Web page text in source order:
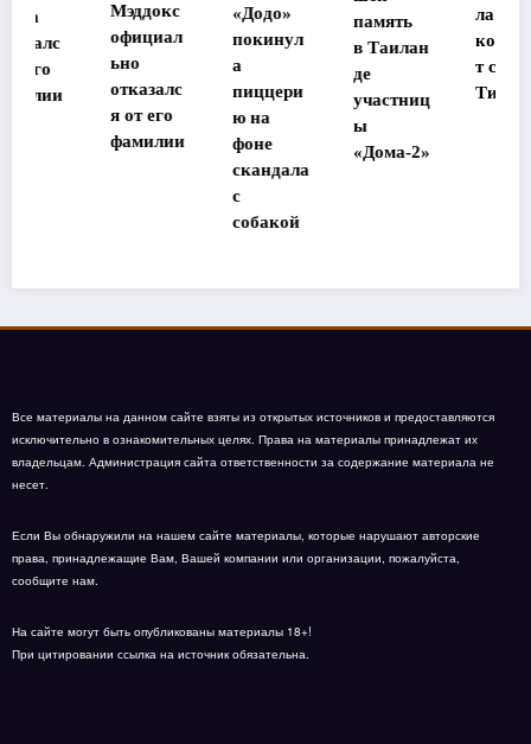
Мэддокс
официал
ьно
отказалс
фамилии
«Додо»
покинул
пиццери
ю на
фоне
скандала
собакой
память
в Таилан
участниц
«Дома-2»
конфлик
т с Эшли
Тисдейл
Все материалы на данном сайте взяты из открытых источников и предоставляются
исключительно в ознакомительных целях. Права на материалы принадлежат их
владельцам. Администрация сайта ответственности за содержание материала не
несет.
Если Вы обнаружили на нашем сайте материалы, которые нарушают авторские
права, принадлежащие Вам, Вашей компании или организации, пожалуйста,
сообщите нам.
На сайте могут быть опубликованы материалы 18+!
При цитировании ссылка на источник обязательна.